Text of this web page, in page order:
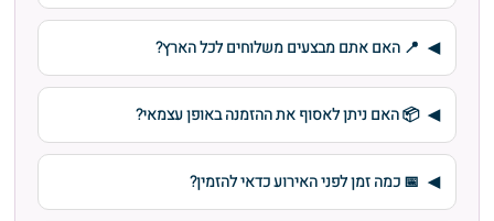
📍 האם אתם מבצעים משלוחים לכל הארץ?
📦 האם ניתן לאסוף את ההזמנה באופן עצמאי?
📅 כמה זמן לפני האירוע כדאי להזמין?